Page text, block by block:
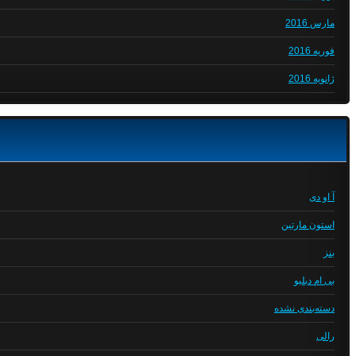
مارس 2016
فوریه 2016
ژانویه 2016
آ او دی
استون مارتین
بنز
بی ام دبلیو
دسته‌بندی نشده
رالی